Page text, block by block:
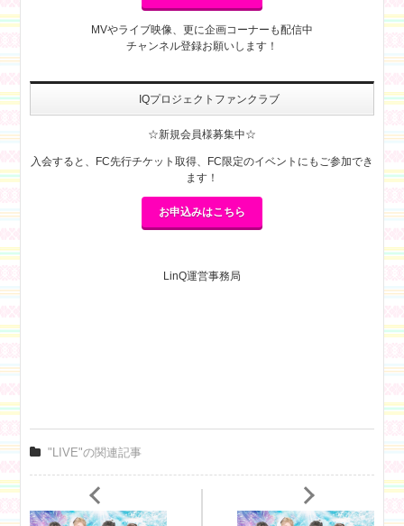
MVやライブ映像、更に企画コーナーも配信中
チャンネル登録お願いします！
IQプロジェクトファンクラブ
☆新規会員様募集中☆
入会すると、FC先行チケット取得、FC限定のイベントにもご参加でき
ます！
お申込みはこちら
LinQ運営事務局
"LIVE"の関連記事